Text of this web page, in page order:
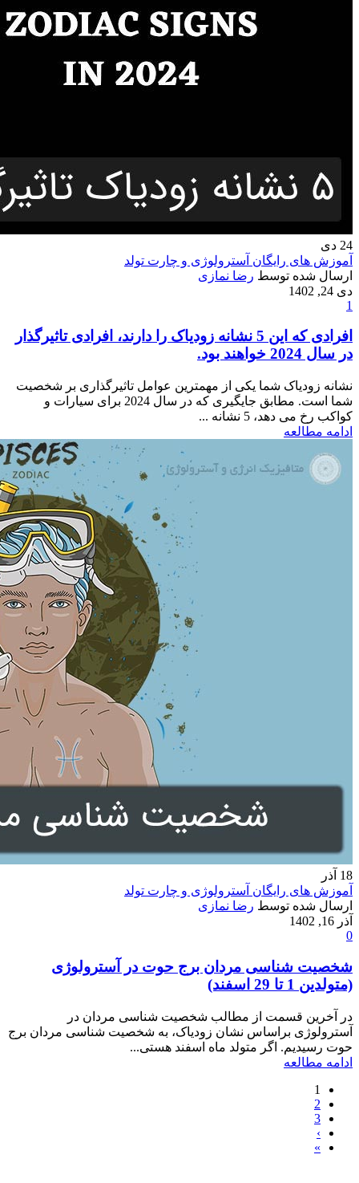
24 دی
آموزش های رایگان آسترولوژی و چارت تولد
ارسال شده توسط رضا نمازی
دی 24, 1402
1
افرادی که این 5 نشانه زودیاک را دارند، افرادی تاثیرگذار
در سال 2024 خواهند بود.
نشانه زودیاک شما یکی از مهمترین عوامل تاثیرگذاری بر شخصیت
شما است. مطابق جایگیری که در سال 2024 برای سیارات و
کواکب رخ می دهد، 5 نشانه ...
ادامه مطالعه
18 آذر
آموزش های رایگان آسترولوژی و چارت تولد
ارسال شده توسط رضا نمازی
آذر 16, 1402
0
شخصیت شناسی مردان برج حوت در آسترولوژی
(متولدین 1 تا 29 اسفند)
در آخرین قسمت از مطالب شخصیت شناسی مردان در
آسترولوژی براساس نشان زودیاک، به شخصیت شناسی مردان برج
حوت رسیدیم. اگر متولد ماه اسفند هستی...
ادامه مطالعه
1
2
3
›
»